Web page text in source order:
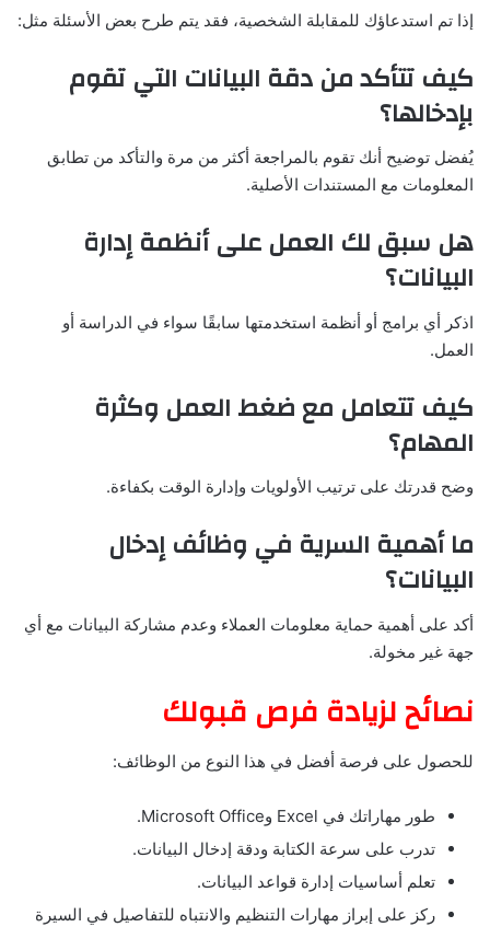
إذا تم استدعاؤك للمقابلة الشخصية، فقد يتم طرح بعض الأسئلة مثل:
كيف تتأكد من دقة البيانات التي تقوم
بإدخالها؟
يُفضل توضيح أنك تقوم بالمراجعة أكثر من مرة والتأكد من تطابق
المعلومات مع المستندات الأصلية.
هل سبق لك العمل على أنظمة إدارة
البيانات؟
اذكر أي برامج أو أنظمة استخدمتها سابقًا سواء في الدراسة أو
العمل.
كيف تتعامل مع ضغط العمل وكثرة
المهام؟
وضح قدرتك على ترتيب الأولويات وإدارة الوقت بكفاءة.
ما أهمية السرية في وظائف إدخال
البيانات؟
أكد على أهمية حماية معلومات العملاء وعدم مشاركة البيانات مع أي
جهة غير مخولة.
نصائح لزيادة فرص قبولك
للحصول على فرصة أفضل في هذا النوع من الوظائف:
طور مهاراتك في Excel وMicrosoft Office.
تدرب على سرعة الكتابة ودقة إدخال البيانات.
تعلم أساسيات إدارة قواعد البيانات.
ركز على إبراز مهارات التنظيم والانتباه للتفاصيل في السيرة